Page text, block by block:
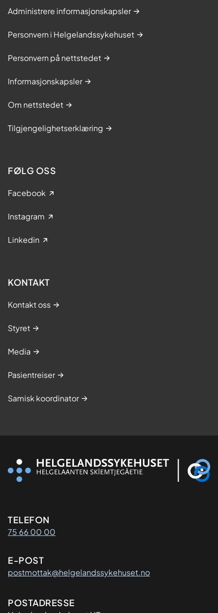
Administrere informasjonskapsler
Personvern i Helgelandssykehuset
Personvern på nettstedet
Informasjonskapsler
Om nettstedet
Tilgjengelighetserklæring
FØLG OSS
Facebook
Instagram
Linkedin
KONTAKT
Kontakt oss
Styret
Media
Pasientreiser
Samisk koordinator
Kontaktinformasjon
TELEFON
75 66 00 00
E-POST
postmottak@helgelandssykehuset.no
Adresse
POSTADRESSE